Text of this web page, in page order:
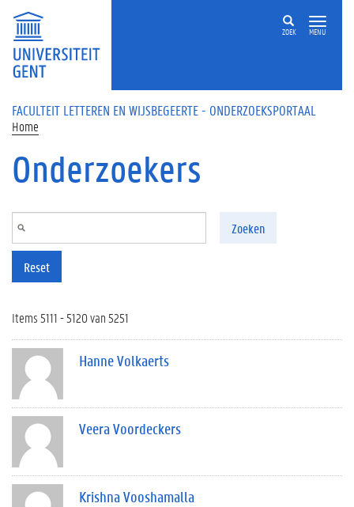
Overslaan en naar de inhoud gaan
ZOEK MENU
FACULTEIT LETTEREN EN WIJSBEGEERTE - ONDERZOEKSPORTAAL
Home
Onderzoekers
Zoeken
Reset
Items 5111 - 5120 van 5251
Hanne Volkaerts
Veera Voordeckers
Krishna Vooshamalla